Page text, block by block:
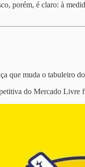
porém, é claro: à
que muda o tabuleiro
do Mercado Livre